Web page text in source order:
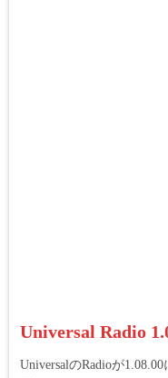
Universal Radio
UniversalのRadioが